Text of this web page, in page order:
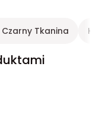
Czarny Tkanina